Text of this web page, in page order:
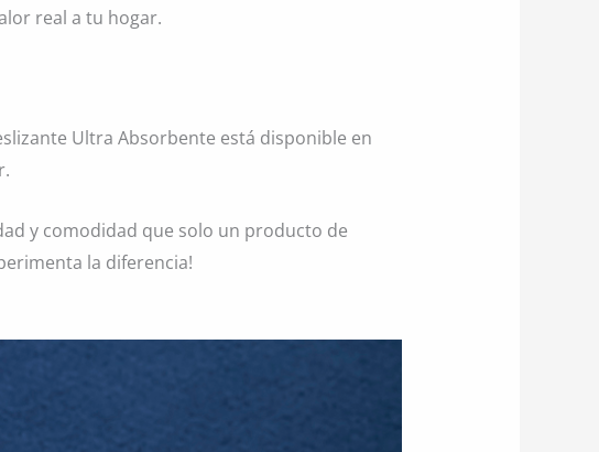
real a tu hogar.
Ultra Absorbente está disponible en
y comodidad que solo un producto de
la diferencia!